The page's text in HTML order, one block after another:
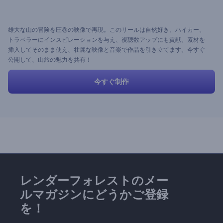
雄大な山の冒険を圧巻の映像で再現。このリールは自然好き、ハイカー、
トラベラーにインスピレーションを与え、視聴数アップにも貢献。素材を
挿入してそのまま使え、壮麗な映像と音楽で作品を引き立てます。今すぐ
公開して、山旅の魅力を共有！
今すぐ制作
レンダーフォレストのメー
ルマガジンにどうかご登録
を！